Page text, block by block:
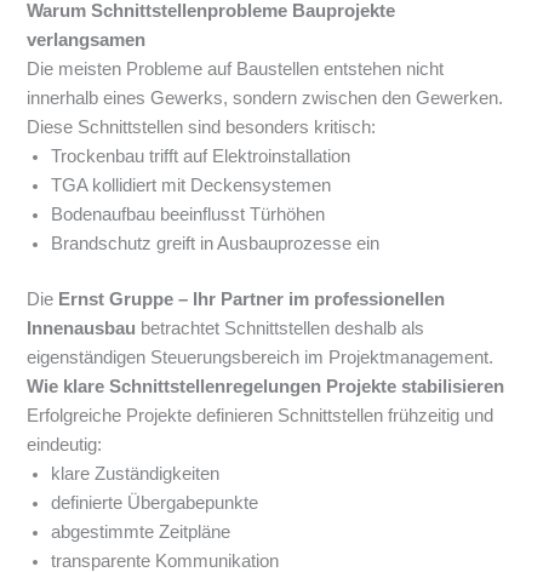
Warum Schnittstellenprobleme Bauprojekte
verlangsamen
Die meisten Probleme auf Baustellen entstehen nicht
innerhalb eines Gewerks, sondern zwischen den Gewerken.
Diese Schnittstellen sind besonders kritisch:
Trockenbau trifft auf Elektroinstallation
TGA kollidiert mit Deckensystemen
Bodenaufbau beeinflusst Türhöhen
Brandschutz greift in Ausbauprozesse ein
Die Ernst Gruppe – Ihr Partner im professionellen
Innenausbau betrachtet Schnittstellen deshalb als
eigenständigen Steuerungsbereich im Projektmanagement.
Wie klare Schnittstellenregelungen Projekte stabilisieren
Erfolgreiche Projekte definieren Schnittstellen frühzeitig und
eindeutig:
klare Zuständigkeiten
definierte Übergabepunkte
abgestimmte Zeitpläne
transparente Kommunikation